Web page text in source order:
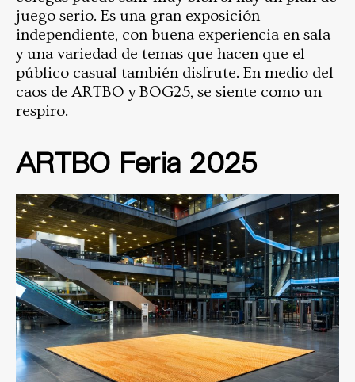
juego serio. Es una gran exposición
independiente, con buena experiencia en sala
y una variedad de temas que hacen que el
público casual también disfrute. En medio del
caos de ARTBO y BOG25, se siente como un
respiro.
ARTBO Feria 2025